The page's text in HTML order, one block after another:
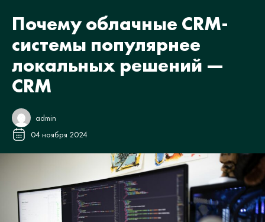
Почему облачные CRM-
системы популярнее
локальных решений —
CRM
admin
04 ноября 2024